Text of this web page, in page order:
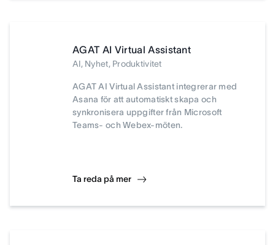
AGAT AI Virtual Assistant
AI, Nyhet, Produktivitet
AGAT AI Virtual Assistant integrerar med
Asana för att automatiskt skapa och
synkronisera uppgifter från Microsoft
Teams- och Webex-möten.
Ta reda på mer